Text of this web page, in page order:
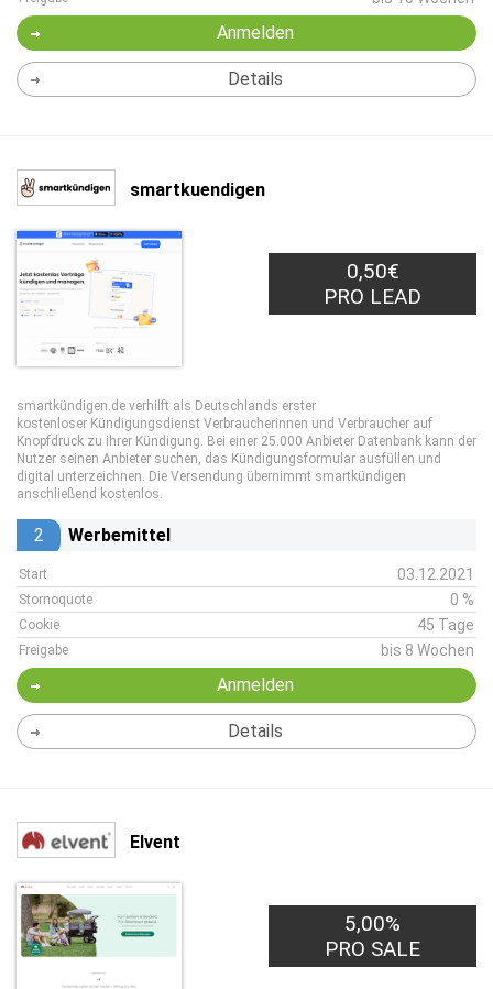
Anmelden
Details
smartkuendigen
0,50€
PRO LEAD
smartkündigen.de verhilft als Deutschlands erster
kostenloser Kündigungsdienst Verbraucherinnen und Verbraucher auf
Knopfdruck zu ihrer Kündigung. Bei einer 25.000 Anbieter Datenbank kann der
Nutzer seinen Anbieter suchen, das Kündigungsformular ausfüllen und
digital unterzeichnen. Die Versendung übernimmt smartkündigen
anschließend kostenlos.
2 Werbemittel
Start 03.12.2021
Stornoquote 0 %
Cookie 45 Tage
Freigabe bis 8 Wochen
Anmelden
Details
Elvent
5,00%
PRO SALE